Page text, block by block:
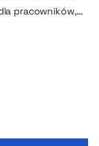
pracowników,
sprawdzi się
w estetyczne
i podkreślić